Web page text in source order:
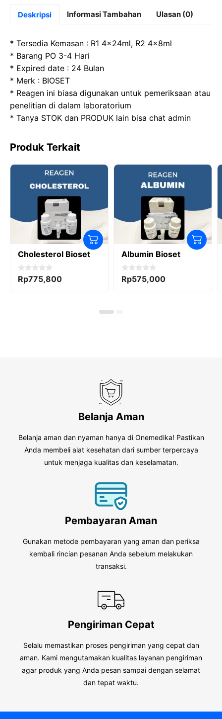
c
b
o
o
k
st
d
o
n
at
s
A
p
p
e
gr
a
Deskripsi Informasi Tambahan Ulasan (0)
* Tersedia Kemasan : R1 4x24ml, R2 4x8ml
* Barang PO 3-4 Hari
* Expired date : 24 Bulan
* Merk : BIOSET
* Reagen ini biasa digunakan untuk pemeriksaan atau
penelitian di dalam laboratorium
* Tanya STOK dan PRODUK lain bisa chat admin
Produk Terkait
Cholesterol Bioset
0
o
Rp775,800
Albumin Bioset
0
o
Rp575,000
Belanja Aman
Belanja aman dan nyaman hanya di Onemedika! Pastikan
Anda membeli alat kesehatan dari sumber terpercaya
untuk menjaga kualitas dan keselamatan.
Pembayaran Aman
Gunakan metode pembayaran yang aman dan periksa
kembali rincian pesanan Anda sebelum melakukan
transaksi.
Pengiriman Cepat
Selalu memastikan proses pengiriman yang cepat dan
aman. Kami mengutamakan kualitas layanan pengiriman
agar produk yang Anda pesan sampai dengan selamat
dan tepat waktu.